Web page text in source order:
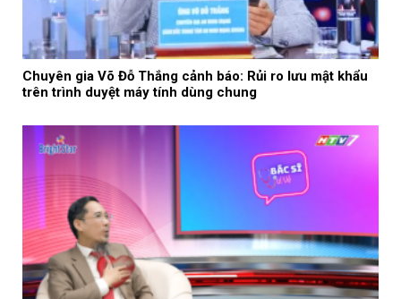
Chuyên gia Võ Đỗ Thắng cảnh báo: Rủi ro lưu mật khẩu
trên trình duyệt máy tính dùng chung